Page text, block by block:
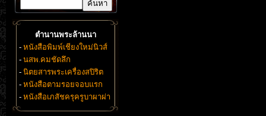
ตำนานพระล้านนา
- หนังสือพิมพ์เชียงใหม่นิวส์
- นสพ.คมชัดลึก
- นิตยสารพระเครื่องสปิริต
- หนังสือตามรอยจอบแรก
- หนังสือเภสัชครุครูบาผาผ่า